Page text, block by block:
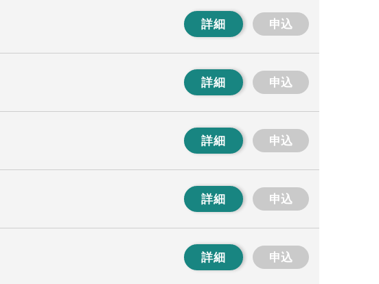
詳細 申込
詳細 申込
詳細 申込
詳細 申込
詳細 申込